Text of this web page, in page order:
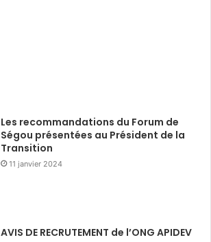
Les recommandations du Forum de
Ségou présentées au Président de la
Transition
11 janvier 2024
AVIS DE RECRUTEMENT de l’ONG APIDEV